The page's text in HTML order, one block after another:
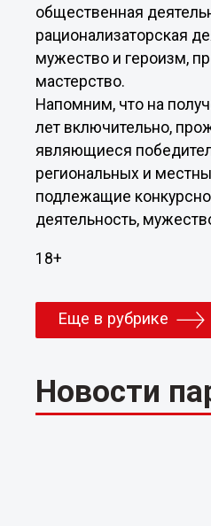
общественная
рационализаторская
мужество и героизм,
мастерство.
Напомним, что на
лет включительно,
являющиеся
региональных и
подлежащие
деятельность,
18+
Еще в рубрике
Новости